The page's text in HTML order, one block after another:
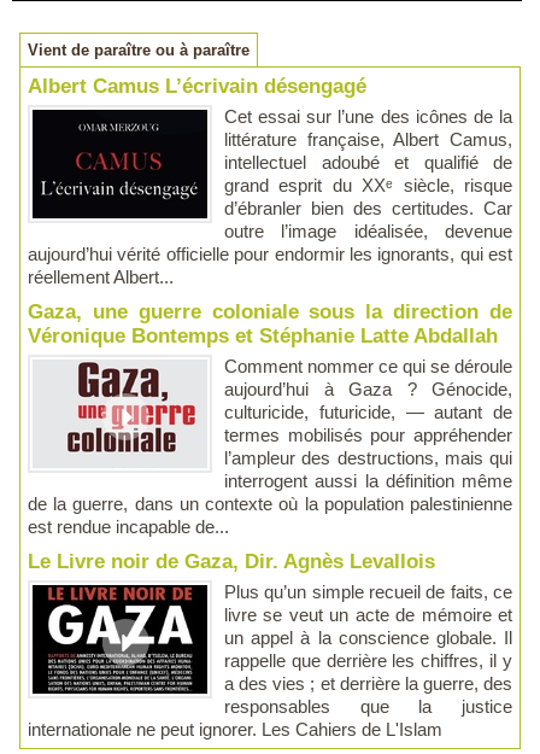
Vient de paraître ou à paraître
Albert Camus L’écrivain désengagé
Cet essai sur l’une des icônes de la
littérature française, Albert Camus,
intellectuel adoubé et qualifié de
grand esprit du XXᵉ siècle, risque
d’ébranler bien des certitudes. Car
outre l’image idéalisée, devenue
aujourd’hui vérité officielle pour endormir les ignorants, qui est
réellement Albert...
Gaza, une guerre coloniale sous la direction de
Véronique Bontemps et Stéphanie Latte Abdallah
Comment nommer ce qui se déroule
aujourd’hui à Gaza ? Génocide,
culturicide, futuricide, — autant de
termes mobilisés pour appréhender
l’ampleur des destructions, mais qui
interrogent aussi la définition même
de la guerre, dans un contexte où la population palestinienne
est rendue incapable de...
Le Livre noir de Gaza, Dir. Agnès Levallois
Plus qu’un simple recueil de faits, ce
livre se veut un acte de mémoire et
un appel à la conscience globale. Il
rappelle que derrière les chiffres, il y
a des vies ; et derrière la guerre, des
responsables que la justice
internationale ne peut ignorer. Les Cahiers de L'Islam